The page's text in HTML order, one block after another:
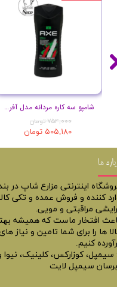
شامپو سه کاره مردانه مدل آفریقا حجم 400 میل
۷۵۴,۰۰۰ تومان
۵۰۵,۱۸۰ تومان
ما
اینترنتی مزارع شاپ در
کننده و فروش عمده و تکی
مراقبتی و مویی.
افتخار ماست که همیشه
ها را برای شما تامین و نیاز
کنیم.
سیمپل، کوزارکس، کلینیک، نیوا
سیمپل لایت